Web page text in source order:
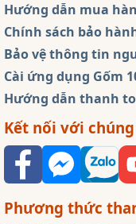
Hướng dẫn mua
Chính sách bảo
Bảo vệ thông tin
Cài ứng dụng Gốm
Hướng dẫn thanh
Kết nối với
Phương thức